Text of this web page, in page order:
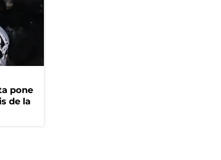
pone
de la